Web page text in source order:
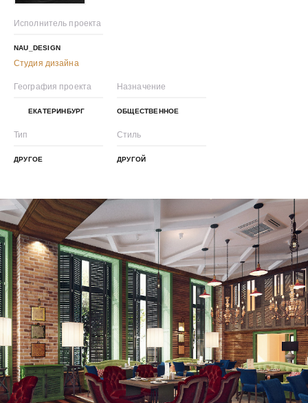
Исполнитель проекта
NAU_DESIGN
Студия дизайна
География проекта
ЕКАТЕРИНБУРГ
Назначение
ОБЩЕСТВЕННОЕ
Тип
ДРУГОЕ
Стиль
ДРУГОЙ